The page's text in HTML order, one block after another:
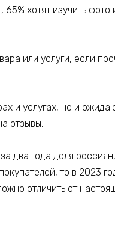
хотят изучить
или услуги, если
и услугах, но и
отзывы.
два года доля
то в 2023
отличить от